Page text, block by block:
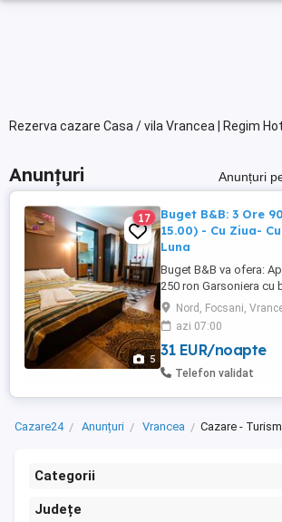
Rezerva cazare Casa / vila Vrancea | Regim
Anunțuri Anunțuri
5
17
Buget B&B: 3 Ore
15.00) - Cu Ziua-
Luna
Buget B&B va ofera:
250 ron Garsoniera cu
Camera dubla cu
fara balcon: dubla- 165
Parcare in incinta cu
non-stop! Check-in si
22:00! Oferta! 3ore
Nord, Focsani,
azi 07:00
31 EUR/noapte
Telefon validat
Cazare24 Anunțuri Vrancea Cazare - Turism
Categorii
Județe